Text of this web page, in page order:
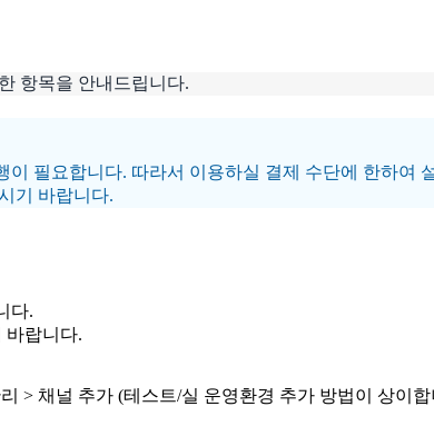
항목을 안내드립니다.
필요합니다. 따라서 이용하실 결제 수단에 한하여
기 바랍니다.
다.
바랍니다.
> 채널 추가 (테스트/실 운영환경 추가 방법이 상이